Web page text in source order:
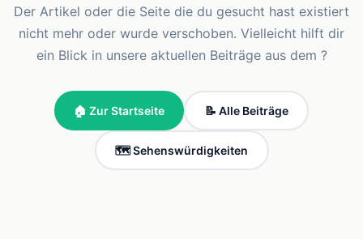
Der Artikel oder die Seite die du gesucht hast existiert
nicht mehr oder wurde verschoben. Vielleicht hilft dir
ein Blick in unsere aktuellen Beiträge aus dem ?
🏠 Zur Startseite 📝 Alle Beiträge
🗺️ Sehenswürdigkeiten